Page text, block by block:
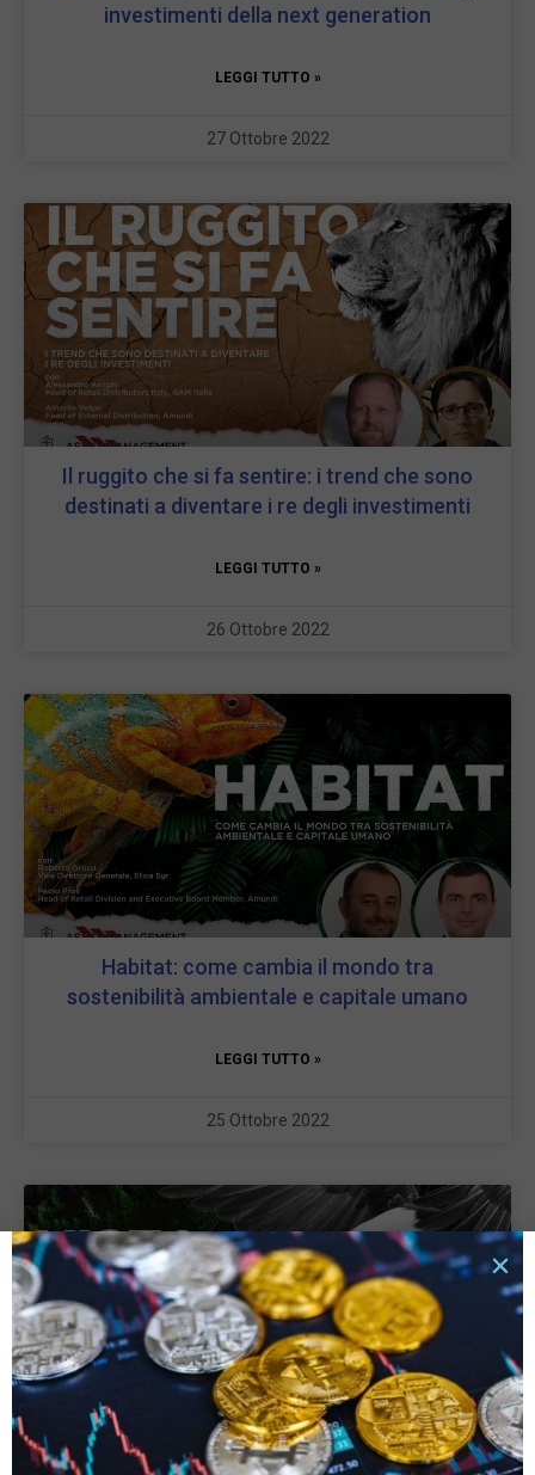
investimenti della next generation
LEGGI TUTTO »
27 Ottobre 2022
Il ruggito che si fa sentire: i trend che sono
destinati a diventare i re degli investimenti
LEGGI TUTTO »
26 Ottobre 2022
Habitat: come cambia il mondo tra
sostenibilità ambientale e capitale umano
LEGGI TUTTO »
25 Ottobre 2022
Vista dall’alto: gli scenari dei mercati per i